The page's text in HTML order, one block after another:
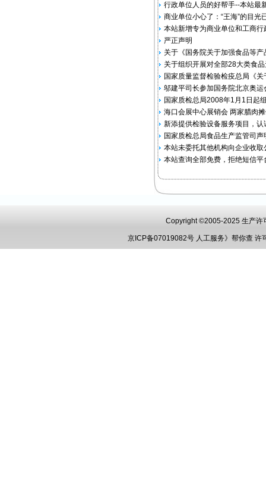
行政单位人员的好帮手--本站最
商业单位小心了：“王海”的目光
本站新增专为商业单位和工商行
严正声明
关于《国务院关于加强食品等
关于组织开展对全部28大类食
国家质量监督检验检疫总局《
邬建平司长参加国务院北京奥
国家质检总局2008年1月1日起
海口会展中心展销会 两家腊肉
新添提供检验设备服务项目，认
国家质检总局食品生产监管司声
本站未委托其他机构向企业收取
本站查询全部免费，拒绝短信平
Copyright ©2005-2025 生产许
京ICP备07019082号 人工服务》帮你查 许